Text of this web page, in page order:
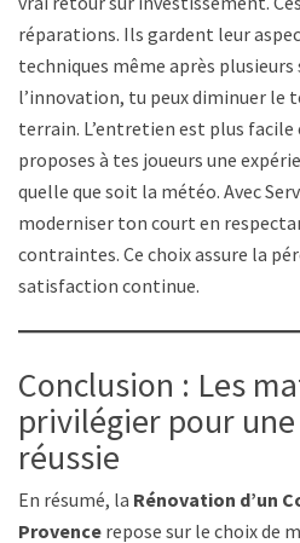
réparations. Ils gardent leur
techniques même après plusieurs
l’innovation, tu peux diminuer le
terrain. L’entretien est plus facile
proposes à tes joueurs une
quelle que soit la météo. Avec
moderniser ton court en
contraintes. Ce choix assure la
satisfaction continue.
Conclusion : Les
privilégier pour
réussie
En résumé, la Rénovation d’un
Provence repose sur le choix de